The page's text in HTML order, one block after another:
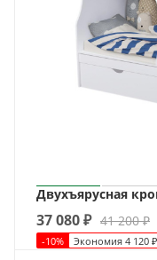
Двухъярусная
37 080₽ 41 200₽
-10% Экономия 4 120 ₽